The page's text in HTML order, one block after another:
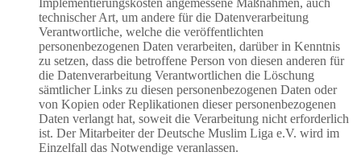
Implementierungskosten angemessene Maßnahmen, auch
technischer Art, um andere für die Datenverarbeitung
Verantwortliche, welche die veröffentlichten
personenbezogenen Daten verarbeiten, darüber in Kenntnis
zu setzen, dass die betroffene Person von diesen anderen für
die Datenverarbeitung Verantwortlichen die Löschung
sämtlicher Links zu diesen personenbezogenen Daten oder
von Kopien oder Replikationen dieser personenbezogenen
Daten verlangt hat, soweit die Verarbeitung nicht erforderlich
ist. Der Mitarbeiter der Deutsche Muslim Liga e.V. wird im
Einzelfall das Notwendige veranlassen.